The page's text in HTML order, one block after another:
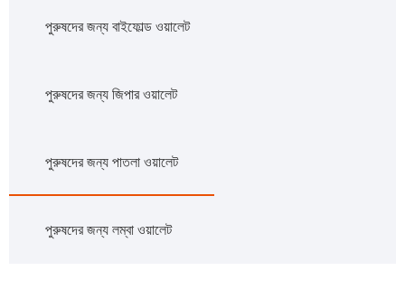
পুরুষদের জন্য বাইফোল্ড ওয়ালেট
পুরুষদের জন্য জিপার ওয়ালেট
পুরুষদের জন্য পাতলা ওয়ালেট
পুরুষদের জন্য লম্বা ওয়ালেট